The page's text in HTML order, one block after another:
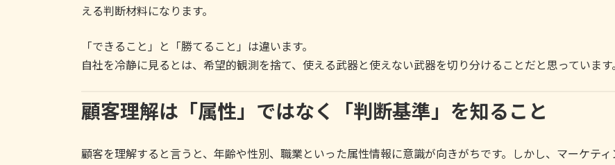
える判断材料になります。
「できること」と「勝てること」は違います。
自社を冷静に見るとは、希望的観測を捨て、使える武器と使えない武器を切り分けることだと思っています
顧客理解は「属性」ではなく「判断基準」を知ること
顧客を理解すると言うと、年齢や性別、職業といった属性情報に意識が向きがちです。しかし、マーケテ